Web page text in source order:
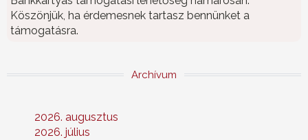
Köszönjük, ha érdemesnek tartasz bennünket a
támogatásra.
Archívum
2026. augusztus
2026. július